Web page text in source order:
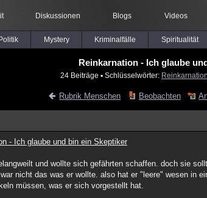
Diskussionen Blogs Videos
Politik Mystery Kriminalfälle Spiritualität
Reinkarnation - Ich glaube
24 Beiträge ▪ Schlüsselwörter: Reinkarnation
Rubrik Menschen Beobachten
- Ich glaube und bin ein Skeptiker
und wollte sich gefährten schaffen. doch sie
nicht das was er wollte. also hat er "leere" wesen in
müssen, was er sich vorgestellt hat.